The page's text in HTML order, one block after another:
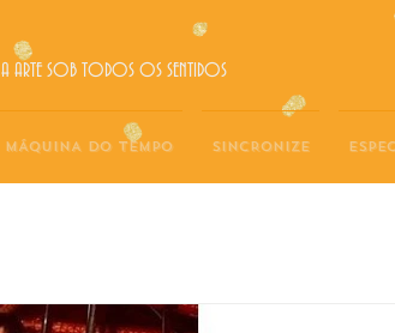
A ARTE SOB TODOS OS SENTIDOS
MÁQUINA DO TEMPO SINCRONIZE